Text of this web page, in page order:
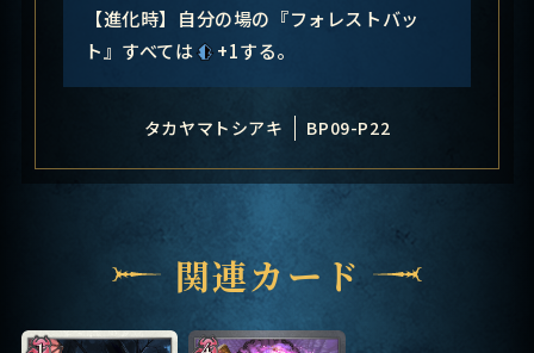
【進化時】自分の場の『フォレストバッ
ト』すべては
+1する。
タカヤマトシアキ BP09-P22
関連カード